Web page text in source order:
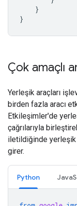
}
}
Çok amaçlı
Yerleşik araçları
birden fazla aracı
Etkileşimler'de
çağrılarıyla
iletildiğinde yerleşik
girer.
Python